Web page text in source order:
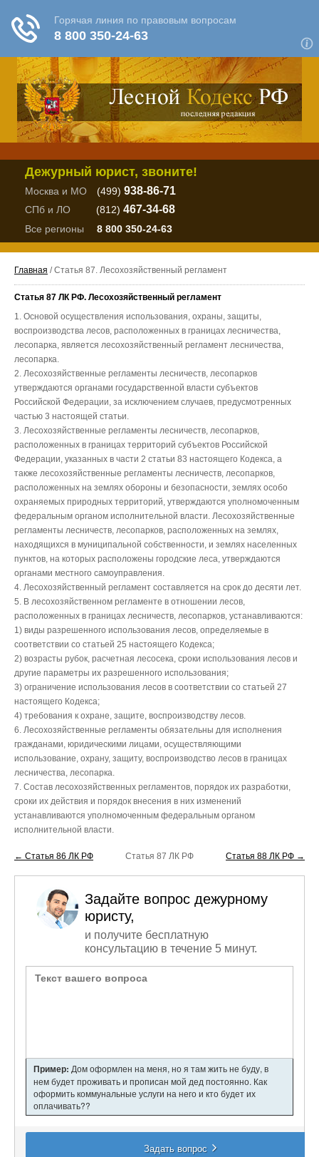
Дежурный юрист, звоните!
Москва и МО (499) 938-86-71
СПб и ЛО (812) 467-34-68
Все регионы 8 800 350-24-63
Главная / Статья 87. Лесохозяйственный регламент
Статья 87 ЛК РФ. Лесохозяйственный регламент
1. Основой осуществления использования, охраны, защиты,
воспроизводства лесов, расположенных в границах лесничества,
лесопарка, является лесохозяйственный регламент лесничества,
лесопарка.
2. Лесохозяйственные регламенты лесничеств, лесопарков
утверждаются органами государственной власти субъектов
Российской Федерации, за исключением случаев, предусмотренных
частью 3 настоящей статьи.
3. Лесохозяйственные регламенты лесничеств, лесопарков,
расположенных в границах территорий субъектов Российской
Федерации, указанных в части 2 статьи 83 настоящего Кодекса, а
также лесохозяйственные регламенты лесничеств, лесопарков,
расположенных на землях обороны и безопасности, землях особо
охраняемых природных территорий, утверждаются уполномоченным
федеральным органом исполнительной власти. Лесохозяйственные
регламенты лесничеств, лесопарков, расположенных на землях,
находящихся в муниципальной собственности, и землях населенных
пунктов, на которых расположены городские леса, утверждаются
органами местного самоуправления.
4. Лесохозяйственный регламент составляется на срок до десяти лет.
5. В лесохозяйственном регламенте в отношении лесов,
расположенных в границах лесничеств, лесопарков, устанавливаются:
1) виды разрешенного использования лесов, определяемые в
соответствии со статьей 25 настоящего Кодекса;
2) возрасты рубок, расчетная лесосека, сроки использования лесов и
другие параметры их разрешенного использования;
3) ограничение использования лесов в соответствии со статьей 27
настоящего Кодекса;
4) требования к охране, защите, воспроизводству лесов.
6. Лесохозяйственные регламенты обязательны для исполнения
гражданами, юридическими лицами, осуществляющими
использование, охрану, защиту, воспроизводство лесов в границах
лесничества, лесопарка.
7. Состав лесохозяйственных регламентов, порядок их разработки,
сроки их действия и порядок внесения в них изменений
устанавливаются уполномоченным федеральным органом
исполнительной власти.
← Статья 86 ЛК РФ Статья 87 ЛК РФ Статья 88 ЛК РФ →
Задайте вопрос дежурному
юристу,
и получите бесплатную
консультацию в течение 5 минут.
Пример: Дом оформлен на меня, но я там жить не буду, в
нем будет проживать и прописан мой дед постоянно. Как
оформить коммунальные услуги на него и кто будет их
оплачивать??
Задать вопрос